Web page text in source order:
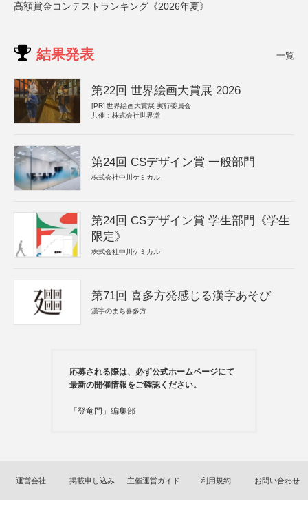
高額賞金コンテストランキング《2026年夏》
結果発表 一覧
第22回 世界絵画大賞展 2026
[PR] 世界絵画大賞展 実行委員会
共催：株式会社世界堂
第24回 CSデザイン賞 一般部門
株式会社中川ケミカル
第24回 CSデザイン賞 学生部門《学生
限定》
株式会社中川ケミカル
第71回 喜多方発感じる漢字あそび
漢字のまち喜多方
応募される際は、必ず公式ホームページにて
最新の開催情報をご確認ください。
「登竜門」編集部
運営会社 掲載申し込み 主催運営ガイド 利用規約 お問い合わせ